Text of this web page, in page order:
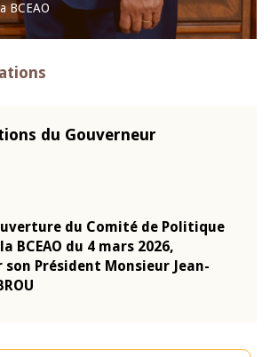
BCEAO
du Gouverneur
du Comité de Politique
BCEAO du 4 mars 2026,
son Président Monsieur Jean-